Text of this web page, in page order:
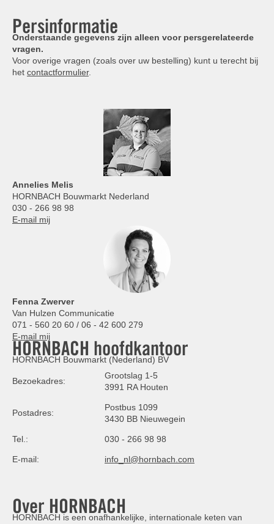
Persinformatie
Onderstaande gegevens zijn alleen voor persgerelateerde
vragen.
Voor overige vragen (zoals over uw bestelling) kunt u terecht bij
het contactformulier.
Annelies Melis
HORNBACH Bouwmarkt Nederland
030 - 266 98 98
E-mail mij
Fenna Zwerver
Van Hulzen Communicatie
071 - 560 20 60 / 06 - 42 600 279
E-mail mij
HORNBACH hoofdkantoor
HORNBACH Bouwmarkt (Nederland) BV
Bezoekadres:
Grootslag 1-5
3991 RA Houten
Postadres:
Postbus 1099
3430 BB Nieuwegein
Tel.: 030 - 266 98 98
E-mail: info_nl@hornbach.com
Over HORNBACH
HORNBACH is een onafhankelijke, internationale keten van